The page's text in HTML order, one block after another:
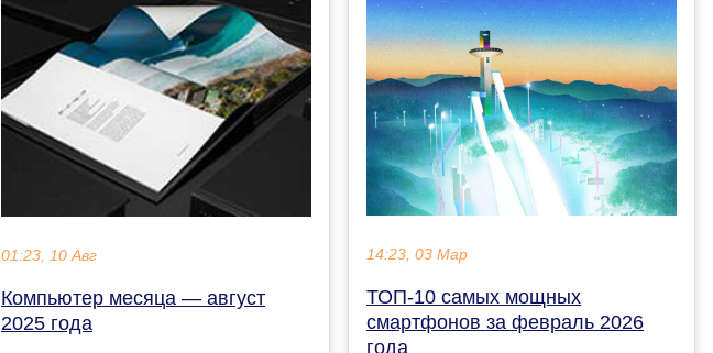
01:23, 10 Авг
Компьютер месяца — август
2025 года
14:23, 03 Мар
ТОП-10 самых мощных
смартфонов за февраль 2026
года